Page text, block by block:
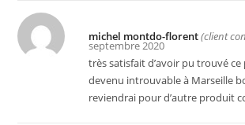
michel montdo-florent(client
septembre 2020
très satisfait d’avoir pu trouvé
devenu introuvable à Marseille
reviendrai pour d’autre produit